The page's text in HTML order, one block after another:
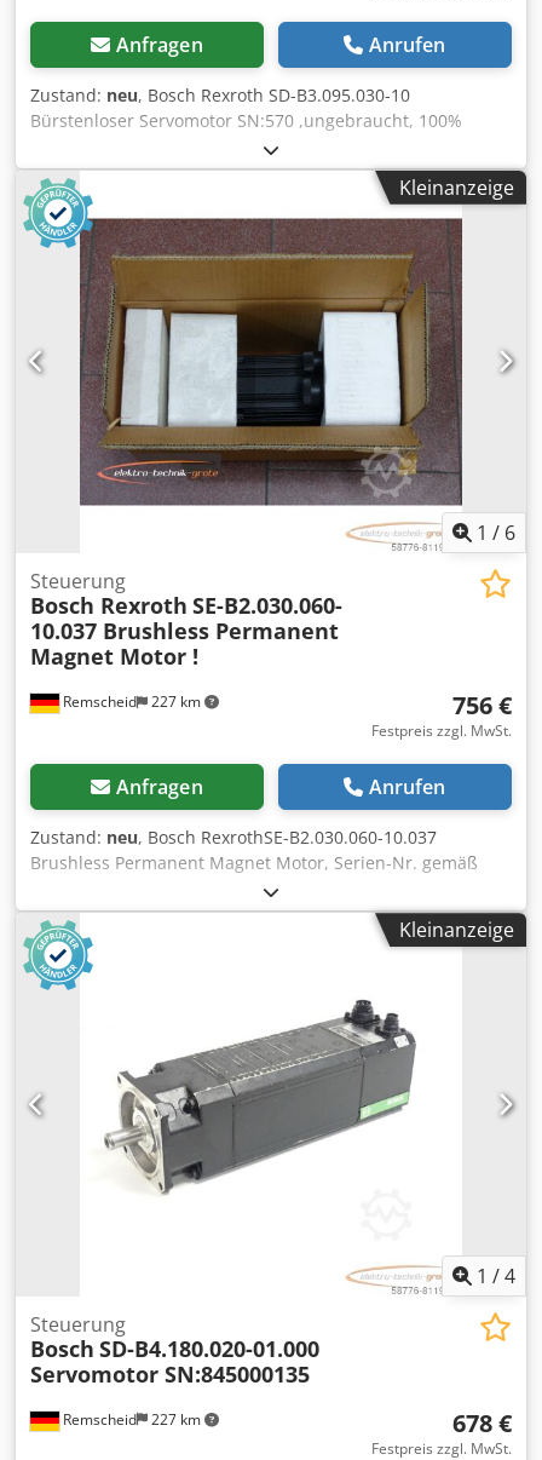
Anfragen Anrufen
Zustand: neu, Bosch Rexroth SD-B3.095.030-10
Bürstenloser Servomotor SN:570 ,ungebraucht, 100%
funktionsfähig, Lieferumfang gem. Fotos Dedpfx Agoi D E
Rus Rskr
Kleinanzeige
1 / 6
Remscheid 227 km
Steuerung
Bosch Rexroth SE-B2.030.060-
10.037 Brushless Permanent
Magnet Motor !
756 €
Festpreis zzgl. MwSt.
Anfragen Anrufen
Zustand: neu, Bosch RexrothSE-B2.030.060-10.037
Brushless Permanent Magnet Motor, Serien-Nr. gemäß
Foto,ungebraucht in geöffneter Originalverpackung, 100%
funktionsfähig, Lieferumfang gem. Fotos Dkodpfx Aei D E
Rxsg Rer
Kleinanzeige
1 /4
Remscheid 227 km
Steuerung
Bosch SD-B4.180.020-01.000
Servomotor SN:845000135
678 €
Festpreis zzgl. MwSt.